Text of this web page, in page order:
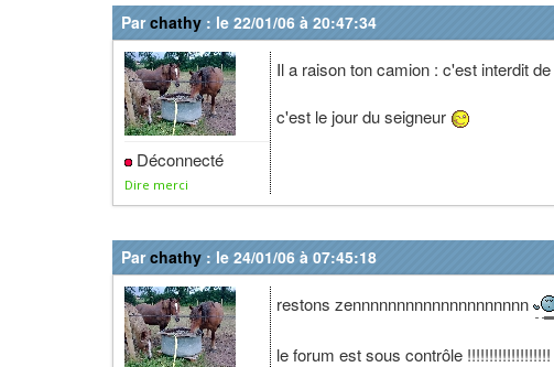
Parchathy : le 22/01/06 à 20:47:34
Déconnecté
Dire merci
Il a raison ton camion : c'est interdit
c'est le jour du seigneur
Parchathy : le 24/01/06 à 07:45:18
restons zennnnnnnnnnnnnnnnnnnn
le forum est sous contrôle !!!!!!!!!!!!!!!!!!!